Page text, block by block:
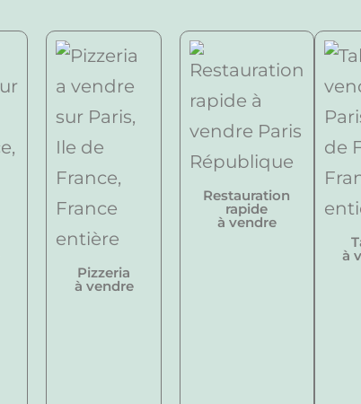
Pizzeria
à vendre
Restauration
rapide
à vendre
à